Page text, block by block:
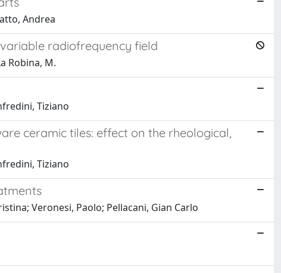
Andrea
radiofrequency field
Robina, M.
Tiziano
ceramic tiles: effect on the rheological,
Tiziano
Veronesi, Paolo; Pellacani, Gian Carlo